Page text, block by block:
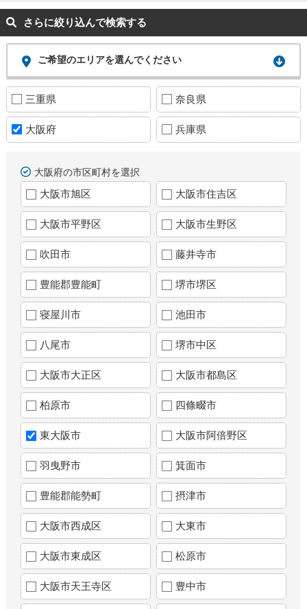
さらに絞り込んで検索する
ご希望のエリアを選んでください
三重県 奈良県
大阪府 兵庫県
大阪府の市区町村を選択
大阪市旭区 大阪市住吉区
大阪市平野区 大阪市生野区
吹田市 藤井寺市
豊能郡豊能町 堺市堺区
寝屋川市 池田市
八尾市 堺市中区
大阪市大正区 大阪市都島区
柏原市 四條畷市
東大阪市 大阪市阿倍野区
羽曳野市 箕面市
豊能郡能勢町 摂津市
大阪市西成区 大東市
大阪市東成区 松原市
大阪市天王寺区 豊中市